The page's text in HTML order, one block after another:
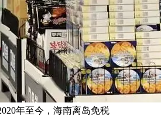
年至今，海南离岛免税